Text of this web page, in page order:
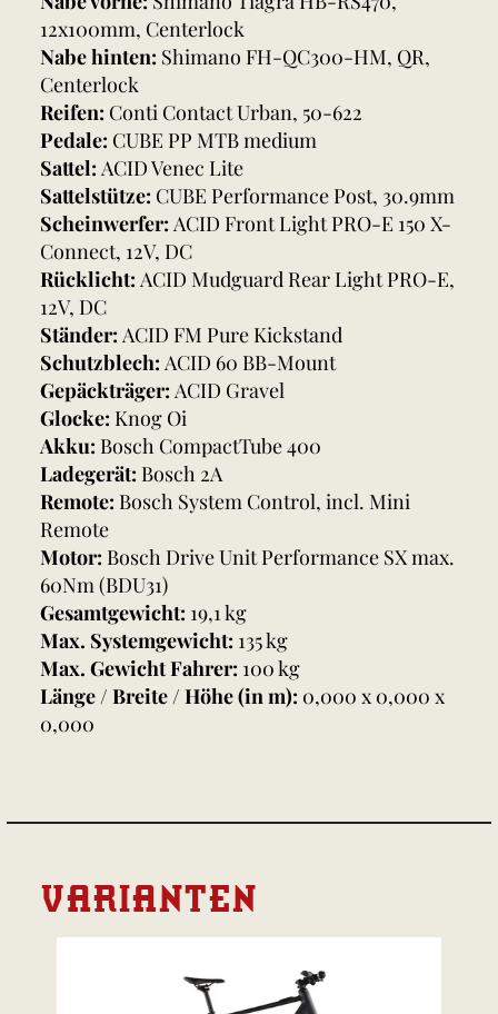
12x100mm, Centerlock
Nabe hinten: Shimano FH-QC300-HM, QR,
Centerlock
Reifen: Conti Contact Urban, 50-622
Pedale: CUBE PP MTB medium
Sattel: ACID Venec Lite
Sattelstütze: CUBE Performance Post, 30.9mm
Scheinwerfer: ACID Front Light PRO-E 150 X-
Connect, 12V, DC
Rücklicht: ACID Mudguard Rear Light PRO-E,
12V, DC
Ständer: ACID FM Pure Kickstand
Schutzblech: ACID 60 BB-Mount
Gepäckträger: ACID Gravel
Glocke: Knog Oi
Akku: Bosch CompactTube 400
Ladegerät: Bosch 2A
Remote: Bosch System Control, incl. Mini
Remote
Motor: Bosch Drive Unit Performance SX max.
60Nm (BDU31)
Gesamtgewicht: 19,1 kg
Max. Systemgewicht: 135 kg
Max. Gewicht Fahrer: 100 kg
Länge / Breite / Höhe (in m): 0,000 x 0,000 x
0,000
VARIANTEN